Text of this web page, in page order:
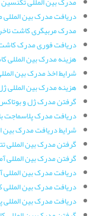
دریافت مدرک بین
مدرک مربیگری کاشت
دریافت فوری مدرک
هزینه مدرک بین المللی
شرایط اخذ مدرک بین
هزینه مدرک بین المللی
گرفتن مدرک ژل و
دریافت مدرک پلاسماجت
شرایط دریافت مدرک بین
گرفتن مدرک بین المللی
گرفتن مدرک بین المللی
دریافت مدرک بین
دریافت مدرک بین المللی
دریافت مدرک بین المللی